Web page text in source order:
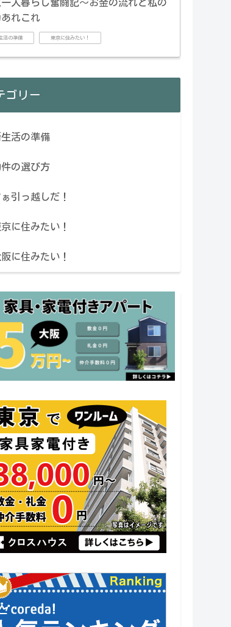
人暮らし奮闘記～お金の流れと私の
れこれ
活の準備 東京に住みたい！
ゴリー
生活の準備
の選び方
ぁ引っ越しだ！
に住みたい！
に住みたい！